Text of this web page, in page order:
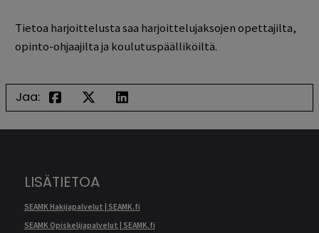
Tietoa harjoittelusta saa harjoittelujaksojen opettajilta,
opinto-ohjaajilta ja koulutuspäälliköiltä.
Jaa:
LISÄTIETOA
SEAMK Hakijapalvelut | SEAMK.fi
SEAMK Opiskelijapalvelut | SEAMK.fi